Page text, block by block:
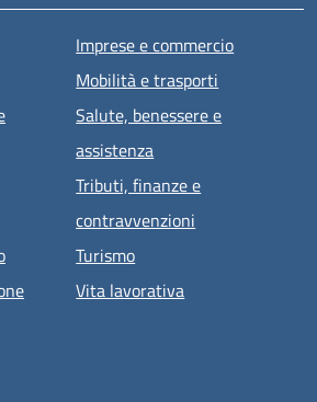
Imprese e commercio
Mobilità e trasporti
Salute, benessere e
assistenza
Tributi, finanze e
contravvenzioni
Turismo
Vita lavorativa